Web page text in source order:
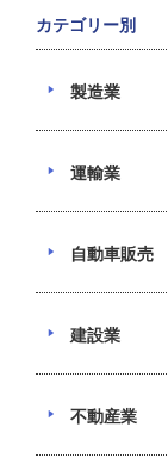
カテゴリー別
製造業
運輸業
自動車販売
建設業
不動産業